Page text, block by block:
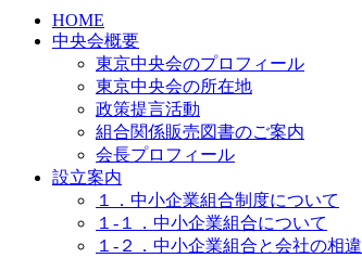
HOME
中央会概要
東京中央会のプロフィール
東京中央会の所在地
政策提言活動
組合関係販売図書のご案内
会長プロフィール
設立案内
１．中小企業組合制度について
１-１．中小企業組合について
１-２．中小企業組合と会社の相違